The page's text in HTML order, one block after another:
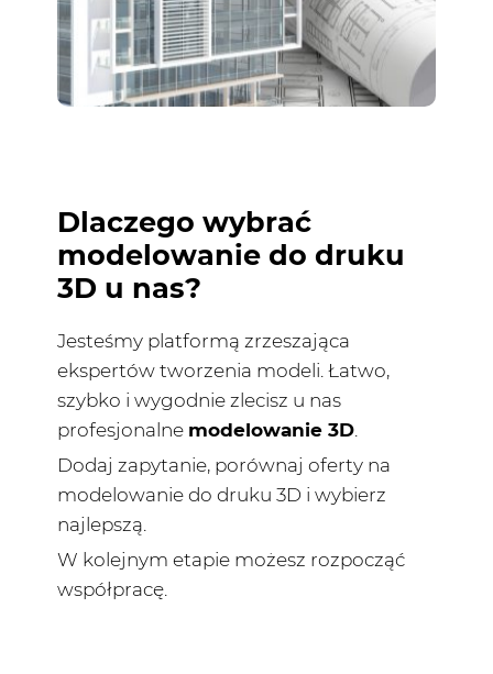
Dlaczego wybrać
modelowanie do druku
3D u nas?
Jesteśmy platformą zrzeszająca
ekspertów tworzenia modeli. Łatwo,
szybko i wygodnie zlecisz u nas
profesjonalne modelowanie 3D.
Dodaj zapytanie, porównaj oferty na
modelowanie do druku 3D i wybierz
najlepszą.
W kolejnym etapie możesz rozpocząć
współpracę.